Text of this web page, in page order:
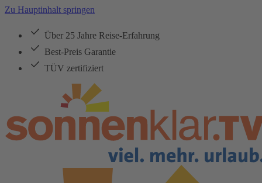
Zu Hauptinhalt springen
Über 25 Jahre Reise-Erfahrung
Best-Preis Garantie
TÜV zertifiziert